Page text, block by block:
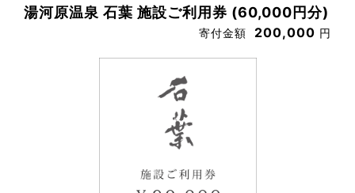
湯河原温泉 石葉 施設ご利用券 (60,000円分)
寄付金額 200,000 円